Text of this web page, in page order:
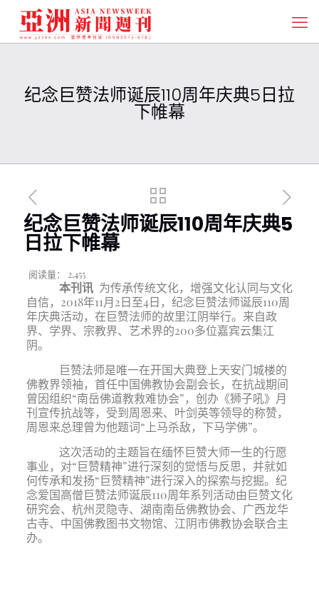
纪念巨赞法师诞辰110周年庆典5日拉
下帷幕
纪念巨赞法师诞辰110周年庆典5
日拉下帷幕
阅读量： 2,455
本刊讯为传承传统文化，增强文化认同与文化
自信，2018年11月2日至4日，纪念巨赞法师诞辰110周
年庆典活动，在巨赞法师的故里江阴举行。来自政
界、学界、宗教界、艺术界的200多位嘉宾云集江
阴。
巨赞法师是唯一在开国大典登上天安门城楼的
佛教界领袖，首任中国佛教协会副会长，在抗战期间
曾因组织“南岳佛道教救难协会”，创办《狮子吼》月
刊宣传抗战等，受到周恩来、叶剑英等领导的称赞，
周恩来总理曾为他题词“上马杀敌，下马学佛”。
这次活动的主题旨在缅怀巨赞大师一生的行愿
事业，对“巨赞精神”进行深刻的觉悟与反思，并就如
何传承和发扬“巨赞精神”进行深入的探索与挖掘。纪
念爱国高僧巨赞法师诞辰110周年系列活动由巨赞文化
研究会、杭州灵隐寺、湖南南岳佛教协会、广西龙华
古寺、中国佛教图书文物馆、江阴市佛教协会联合主
办。